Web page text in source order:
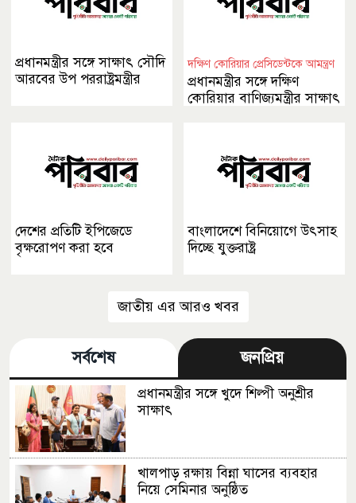
প্রধানমন্ত্রীর সঙ্গে সাক্ষাৎ সৌদি
আরবের উপ পররাষ্ট্রমন্ত্রীর
দক্ষিণ কোরিয়ার প্রেসিডেন্টকে আমন্ত্রণ
প্রধানমন্ত্রীর সঙ্গে দক্ষিণ
কোরিয়ার বাণিজ্যমন্ত্রীর সাক্ষাৎ
দেশের প্রতিটি ইপিজেডে
বৃক্ষরোপণ করা হবে
বাংলাদেশে বিনিয়োগে উৎসাহ
দিচ্ছে যুক্তরাষ্ট্র
জাতীয় এর আরও খবর
সর্বশেষ জনপ্রিয়
প্রধানমন্ত্রীর সঙ্গে খুদে শিল্পী অনুশ্রীর
সাক্ষাৎ
খালপাড় রক্ষায় বিন্না ঘাসের ব্যবহার
নিয়ে সেমিনার অনুষ্ঠিত